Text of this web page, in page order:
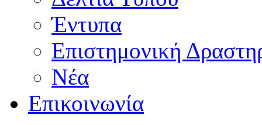
Έντυπα
Επιστημονική
Νέα
Επικοινωνία